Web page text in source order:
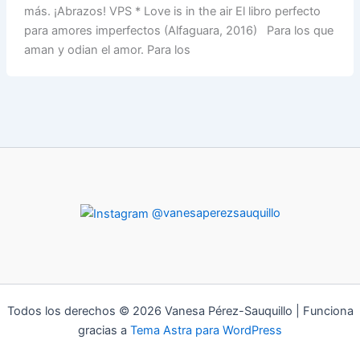
más. ¡Abrazos! VPS * Love is in the air El libro perfecto
para amores imperfectos (Alfaguara, 2016) Para los que
aman y odian el amor. Para los
@vanesaperezsauquillo
Todos los derechos © 2026 Vanesa Pérez-Sauquillo | Funciona
gracias a Tema Astra para WordPress